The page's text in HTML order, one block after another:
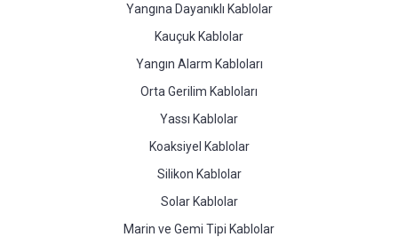
Yangına Dayanıklı Kablolar
Kauçuk Kablolar
Yangın Alarm Kabloları
Orta Gerilim Kabloları
Yassı Kablolar
Koaksiyel Kablolar
Silikon Kablolar
Solar Kablolar
Marin ve Gemi Tipi Kablolar